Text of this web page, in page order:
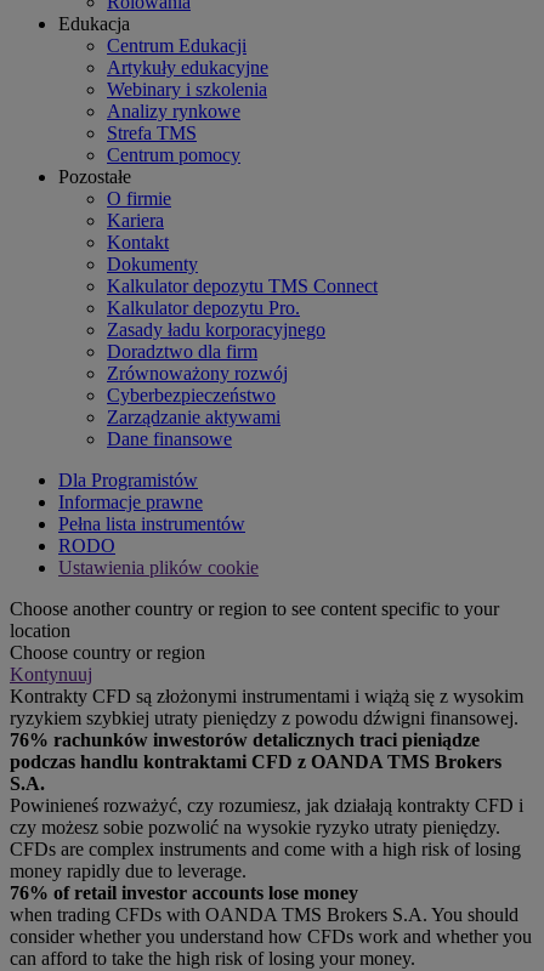
Edukacja
Centrum Edukacji
Artykuły edukacyjne
Webinary i szkolenia
Analizy rynkowe
Strefa TMS
Centrum pomocy
Pozostałe
O firmie
Kariera
Kontakt
Dokumenty
Kalkulator depozytu TMS Connect
Kalkulator depozytu Pro.
Zasady ładu korporacyjnego
Doradztwo dla firm
Zrównoważony rozwój
Cyberbezpieczeństwo
Zarządzanie aktywami
Dane finansowe
Dla Programistów
Informacje prawne
Pełna lista instrumentów
RODO
Ustawienia plików cookie
Choose another country or region to see content specific to your
location
Choose country or region
Kontynuuj
Kontrakty CFD są złożonymi instrumentami i wiążą się z wysokim
ryzykiem szybkiej utraty pieniędzy z powodu dźwigni finansowej.
76% rachunków inwestorów detalicznych traci pieniądze
podczas handlu kontraktami CFD z OANDA TMS Brokers
S.A.
Powinieneś rozważyć, czy rozumiesz, jak działają kontrakty CFD i
czy możesz sobie pozwolić na wysokie ryzyko utraty pieniędzy.
CFDs are complex instruments and come with a high risk of losing
money rapidly due to leverage.
76% of retail investor accounts lose money
when trading CFDs with OANDA TMS Brokers S.A. You should
consider whether you understand how CFDs work and whether you
can afford to take the high risk of losing your money.